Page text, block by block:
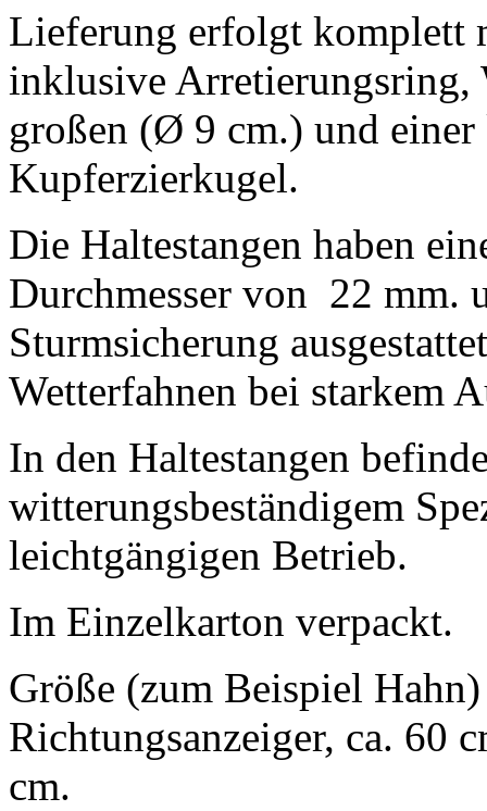
Lieferung erfolgt komplett
inklusive Arretierungsring,
großen (Ø 9 cm.) und
Kupferzierkugel.
Die Haltestangen haben
Durchmesser von 22 mm.
Sturmsicherung
Wetterfahnen bei starkem
In den Haltestangen
witterungsbeständigem
leichtgängigen Betrieb.
Im Einzelkarton verpackt.
Größe (zum Beispiel
Richtungsanzeiger, ca. 60
cm.